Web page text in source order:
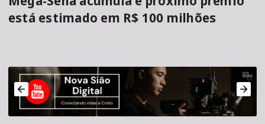
está estimado em R$ 100 milhões